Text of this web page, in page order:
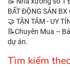
BẤT ĐỘNG SẢN BX
🤝 TẬN TÂM - UY
📝Chuyên Mua –
dự án.
Tìm kiếm